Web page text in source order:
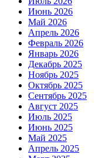
Июнь 2026
Май 2026
Апрель 2026
Февраль 2026
Январь 2026
Декабрь 2025
Ноябрь 2025
Октябрь 2025
Сентябрь 2025
Август 2025
Июль 2025
Июнь 2025
Май 2025
Апрель 2025